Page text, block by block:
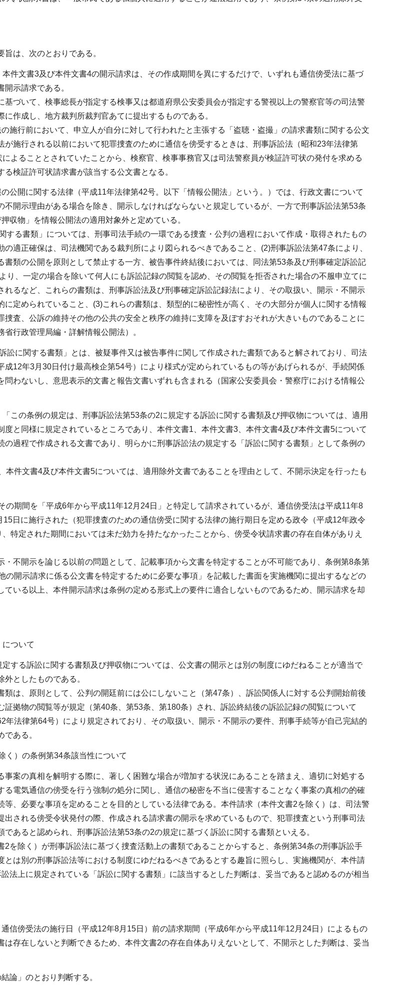
は、次のとおりである。
件文書3及び本件文書4の開示請求は、その作成期間を異にするだけで、いずれも通信傍受法に基づ
開示請求である。
基づいて、検事総長が指定する検事又は都道府県公安委員会が指定する警視以上の警察官等の司法警
作成し、地方裁判所裁判官あてに提出するものである。
施行前において、申立人が自分に対して行われたと主張する「盗聴・盗撮」の請求書類に関する公文
が施行される以前において犯罪捜査のために通信を傍受するときは、刑事訴訟法（昭和23年法律第
よることとされていたことから、検察官、検事事務官又は司法警察員が検証許可状の発付を求める
検証許可状請求書が該当する公文書となる。
公開に関する法律（平成11年法律第42号。以下「情報公開法」という。）では、行政文書について
不開示理由がある場合を除き、開示しなければならないと規定しているが、一方で刑事訴訟法第53条
収物」を情報公開法の適用対象外と定めている。
する書類」については、刑事司法手続の一環である捜査・公判の過程において作成・取得されたもの
の適正確保は、司法機関である裁判所により図られるべきであること、(2)刑事訴訟法第47条により、
書類の公開を原則として禁止する一方、被告事件終結後においては、同法第53条及び刑事確定訴訟記
り、一定の場合を除いて何人にも訴訟記録の閲覧を認め、その閲覧を拒否された場合の不服申立てに
れるなど、これらの書類は、刑事訴訟法及び刑事確定訴訟記録法により、その取扱い、開示・不開示
に定められていること、(3)これらの書類は、類型的に秘密性が高く、その大部分が個人に関する情報
捜査、公訴の維持その他の公共の安全と秩序の維持に支障を及ぼすおそれが大きいものであることに
行政管理局編・詳解情報公開法）。
訟に関する書類」とは、被疑事件又は被告事件に関して作成された書類であると解されており、司法
成12年3月30日付け最高検企第54号）により様式が定められているもの等があげられるが、手続関係
問わないし、意思表示的文書と報告文書いずれも含まれる（国家公安委員会・警察庁における情報公
この条例の規定は、刑事訴訟法第53条の2に規定する訴訟に関する書類及び押収物については、適用
度と同様に規定されているところであり、本件文書1、本件文書3、本件文書4及び本件文書5について
の過程で作成される文書であり、明らかに刑事訴訟法の規定する「訴訟に関する書類」として条例の
本件文書4及び本件文書5については、適用除外文書であることを理由として、不開示決定を行ったも
の期間を「平成6年から平成11年12月24日」と特定して請求されているが、通信傍受法は平成11年8
15日に施行された（犯罪捜査のための通信傍受に関する法律の施行期日を定める政令（平成12年政令
特定された期間においては未だ効力を持たなかったことから、傍受令状請求書の存在自体がありえ
・不開示を論じる以前の問題として、記載事項から文書を特定することが不可能であり、条例第8条第
の開示請求に係る公文書を特定するために必要な事項」を記載した書面を実施機関に提出するなどの
ている以上、本件開示請求は条例の定める形式上の要件に適合しないものであるため、開示請求を却
ついて
する訴訟に関する書類及び押収物については、公文書の開示とは別の制度にゆだねることが適当で
としたものである。
類は、原則として、公判の開廷前には公にしないこと（第47条）、訴訟関係人に対する公判開始前後
証拠物の閲覧等が規定（第40条、第53条、第180条）され、訴訟終結後の訴訟記録の閲覧について
年法律第64号）により規定されており、その取扱い、開示・不開示の要件、刑事手続等が自己完結的
ある。
く）の条例第34条該当性について
事案の真相を解明する際に、著しく困難な場合が増加する状況にあることを踏まえ、適切に対処する
る電気通信の傍受を行う強制の処分に関し、通信の秘密を不当に侵害することなく事案の真相の的確
等、必要な事項を定めることを目的としている法律である。本件請求（本件文書2を除く）は、司法警
出される傍受令状発付の際、作成される請求書の開示を求めているもので、犯罪捜査という刑事司法
あると認められ、刑事訴訟法第53条の2の規定に基づく訴訟に関する書類といえる。
2を除く）が刑事訴訟法に基づく捜査活動上の書類であることからすると、条例第34条の刑事訴訟手
とは別の刑事訴訟法等における制度にゆだねるべきであるとする趣旨に照らし、実施機関が、本件請
法上に規定されている「訴訟に関する書類」に該当するとした判断は、妥当であると認めるのが相当
信傍受法の施行日（平成12年8月15日）前の請求期間（平成6年から平成11年12月24日）によるもの
は存在しないと判断できるため、本件文書2の存在自体ありえないとして、不開示とした判断は、妥当
論」のとおり判断する。